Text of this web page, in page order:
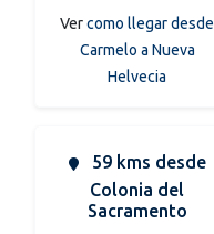
Vercomo llegar desde
Carmelo a Nueva
Helvecia
59 kms desde
Colonia del
Sacramento